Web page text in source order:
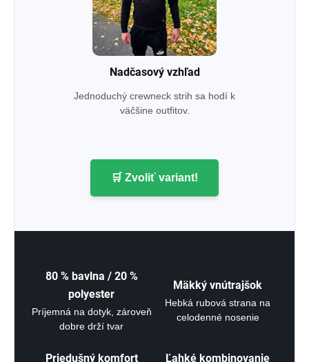
Nadčasový vzhľad
Jednoduchý crewneck strih sa hodí k
väčšine outfitov.
🛒 Zvoliť variant!
80 % bavlna / 20 %
polyester
Príjemná na dotyk, zároveň
dobre drží tvar
Mäkký vnútrajšok
Hebká rubová strana na
celodenné nosenie
Priedušný komfort Ľahké kombinovanie